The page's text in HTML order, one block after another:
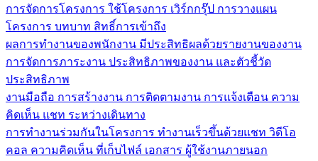
การจัดการโครงการ ใช้โครงการ เวิร์กกรุ๊ป การวางแผน
โครงการ บทบาท สิทธิ์การเข้าถึง
ผลการทำงานของพนักงาน มีประสิทธิผลด้วยรายงานของงาน
การจัดการภาระงาน ประสิทธิภาพของงาน และตัวชี้วัด
ประสิทธิภาพ
งานมือถือ การสร้างงาน การติดตามงาน การแจ้งเตือน ความ
คิดเห็น แชท ระหว่างเดินทาง
การทำงานร่วมกันในโครงการ ทํางานเร็วขึ้นด้วยแชท วิดีโอ
คอล ความคิดเห็น ที่เก็บไฟล์ เอกสาร ผู้ใช้งานภายนอก